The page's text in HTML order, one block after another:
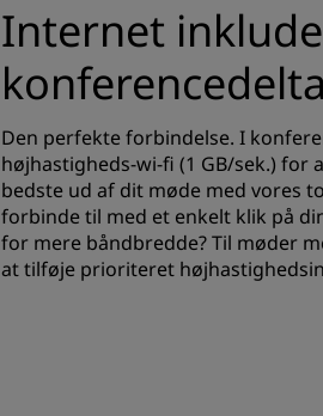
Internet
Den perfekte forbindelse. I
højhastigheds-wi-fi (1 GB/sek.) for
bedste ud af dit møde med vores
forbinde til med et enkelt klik på
for mere båndbredde? Til møder
at tilføje prioriteret